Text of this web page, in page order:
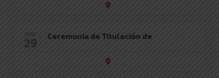
MAY
29 Ceremonia de Titulación de